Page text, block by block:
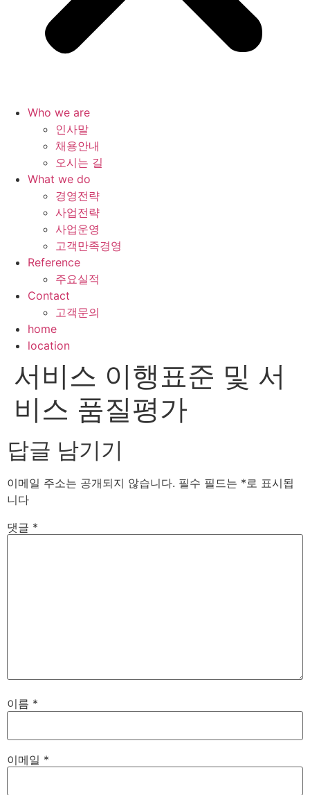
Who we are
인사말
채용안내
오시는 길
What we do
경영전략
사업전략
사업운영
고객만족경영
Reference
주요실적
Contact
고객문의
home
location
서비스 이행표준 및 서
비스 품질평가
답글 남기기
이메일 주소는 공개되지 않습니다. 필수 필드는 *로 표시됩
니다
댓글 *
이름 *
이메일 *